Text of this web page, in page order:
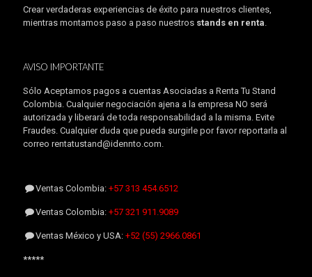
Crear verdaderas experiencias de éxito para nuestros clientes,
mientras montamos paso a paso nuestros stands en renta.
AVISO IMPORTANTE
Sólo Aceptamos pagos a cuentas Asociadas a Renta Tu Stand
Colombia. Cualquier negociación ajena a la empresa NO será
autorizada y liberará de toda responsabilidad a la misma. Evite
Fraudes. Cualquier duda que pueda surgirle por favor reportarla al
correo rentatustand@idennto.com.
Ventas Colombia:+57 313 454.6512
Ventas Colombia:+57 321 911.9089
Ventas México y USA:+52 (55) 2966.0861
*****